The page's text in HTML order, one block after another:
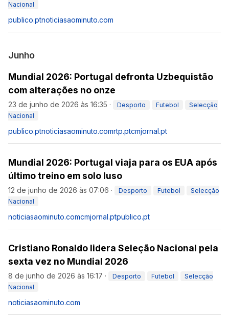
Nacional
publico.ptnoticiasaominuto.com
Junho
Mundial 2026: Portugal defronta Uzbequistão
com alterações no onze
23 de junho de 2026 às 16:35 · Desporto Futebol
Selecção
Nacional
publico.ptnoticiasaominuto.comrtp.ptcmjornal.pt
Mundial 2026: Portugal viaja para os EUA após
último treino em solo luso
12 de junho de 2026 às 07:06 · Desporto Futebol
Selecção
Nacional
noticiasaominuto.comcmjornal.ptpublico.pt
Cristiano Ronaldo lidera Seleção Nacional pela
sexta vez no Mundial 2026
8 de junho de 2026 às 16:17 · Desporto Futebol
Selecção
Nacional
noticiasaominuto.com